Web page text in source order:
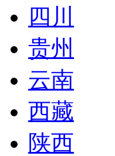
四川
贵州
云南
西藏
陕西